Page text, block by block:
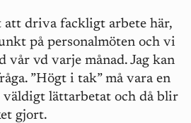
att driva fackligt arbete här,
på personalmöten och vi
vår vd varje månad. Jag kan
”Högt i tak” må vara en
väldigt lättarbetat och då blir
gjort.